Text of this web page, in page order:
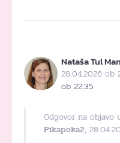
Nataša Tul
28.04.2026 ob
ob 22:35
Odgovor na objavo
Pikapoka2,